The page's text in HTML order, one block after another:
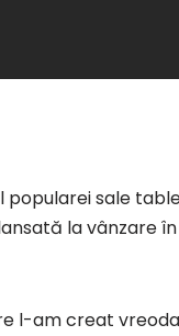
sale
la vânzare
l-am creat